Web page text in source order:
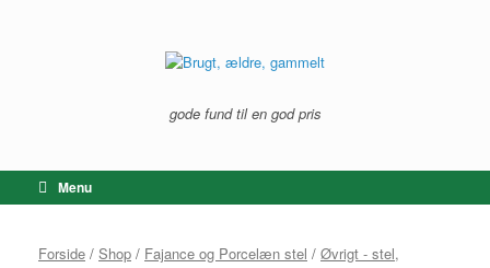
gode fund til en god pris
Menu
Forside / Shop / Fajance og Porcelæn stel / Øvrigt - stel,